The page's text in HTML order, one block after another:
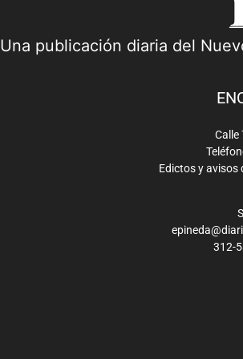
Una publicación diaria del
Calle
Edictos y avisos
312-